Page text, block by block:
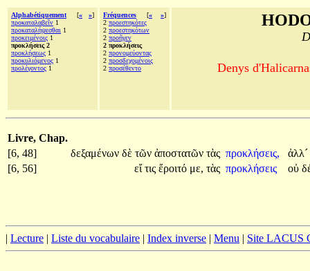
Alphabétiquement [« »]
προκαταλαβεῖν 1
προκαταλήψεσθαι 1
προκειμένοις 1
προκλήσεις 2
προκλήσεως 1
προκυλιόμενος 1
προλέγοντος 1
Fréquences [« »]
2 προεστηκότες
2 προεστηκότων
2 προῆγεν
2 προκλήσεις
2 προνομεύοντας
2 προσδεχομένοις
2 προσέθεντο Denys
Livre, Chap.
[6, 48]
δεξαμένων δὲ τῶν ἀποστατῶν τὰς προκλήσεις,
ἀλλ´
[6, 56]
εἴτις ἔροιτό με, τὰς προκλήσεις οὐ
| Lecture | Liste du vocabulaire | Index inverse | Menu | Site LACUS